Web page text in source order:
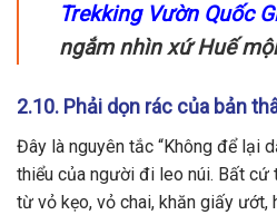
Trekking Vườn Quốc
ngắm nhìn xứ Huế
2.10. Phải dọn rác của bản
Đây là nguyên tắc “Không để lại
thiểu của người đi leo núi. Bất cứ
từ vỏ kẹo, vỏ chai, khăn giấy ướt,